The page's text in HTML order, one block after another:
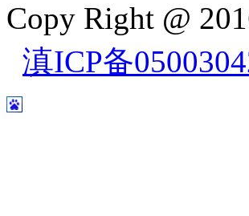
Copy Right @
滇ICP备